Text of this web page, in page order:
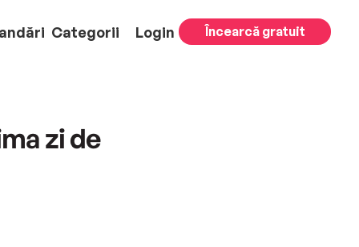
Categorii Login Încearcă gratuit
zi de